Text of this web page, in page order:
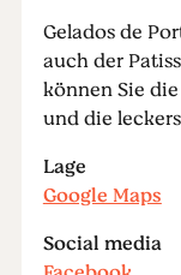
Gelados de
auch der
können Sie
und die
Lage
Google Maps
Social media